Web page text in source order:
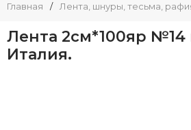
Главная / Лента, шнуры, тесьма,
Лента 2см*100яр №14
Италия.